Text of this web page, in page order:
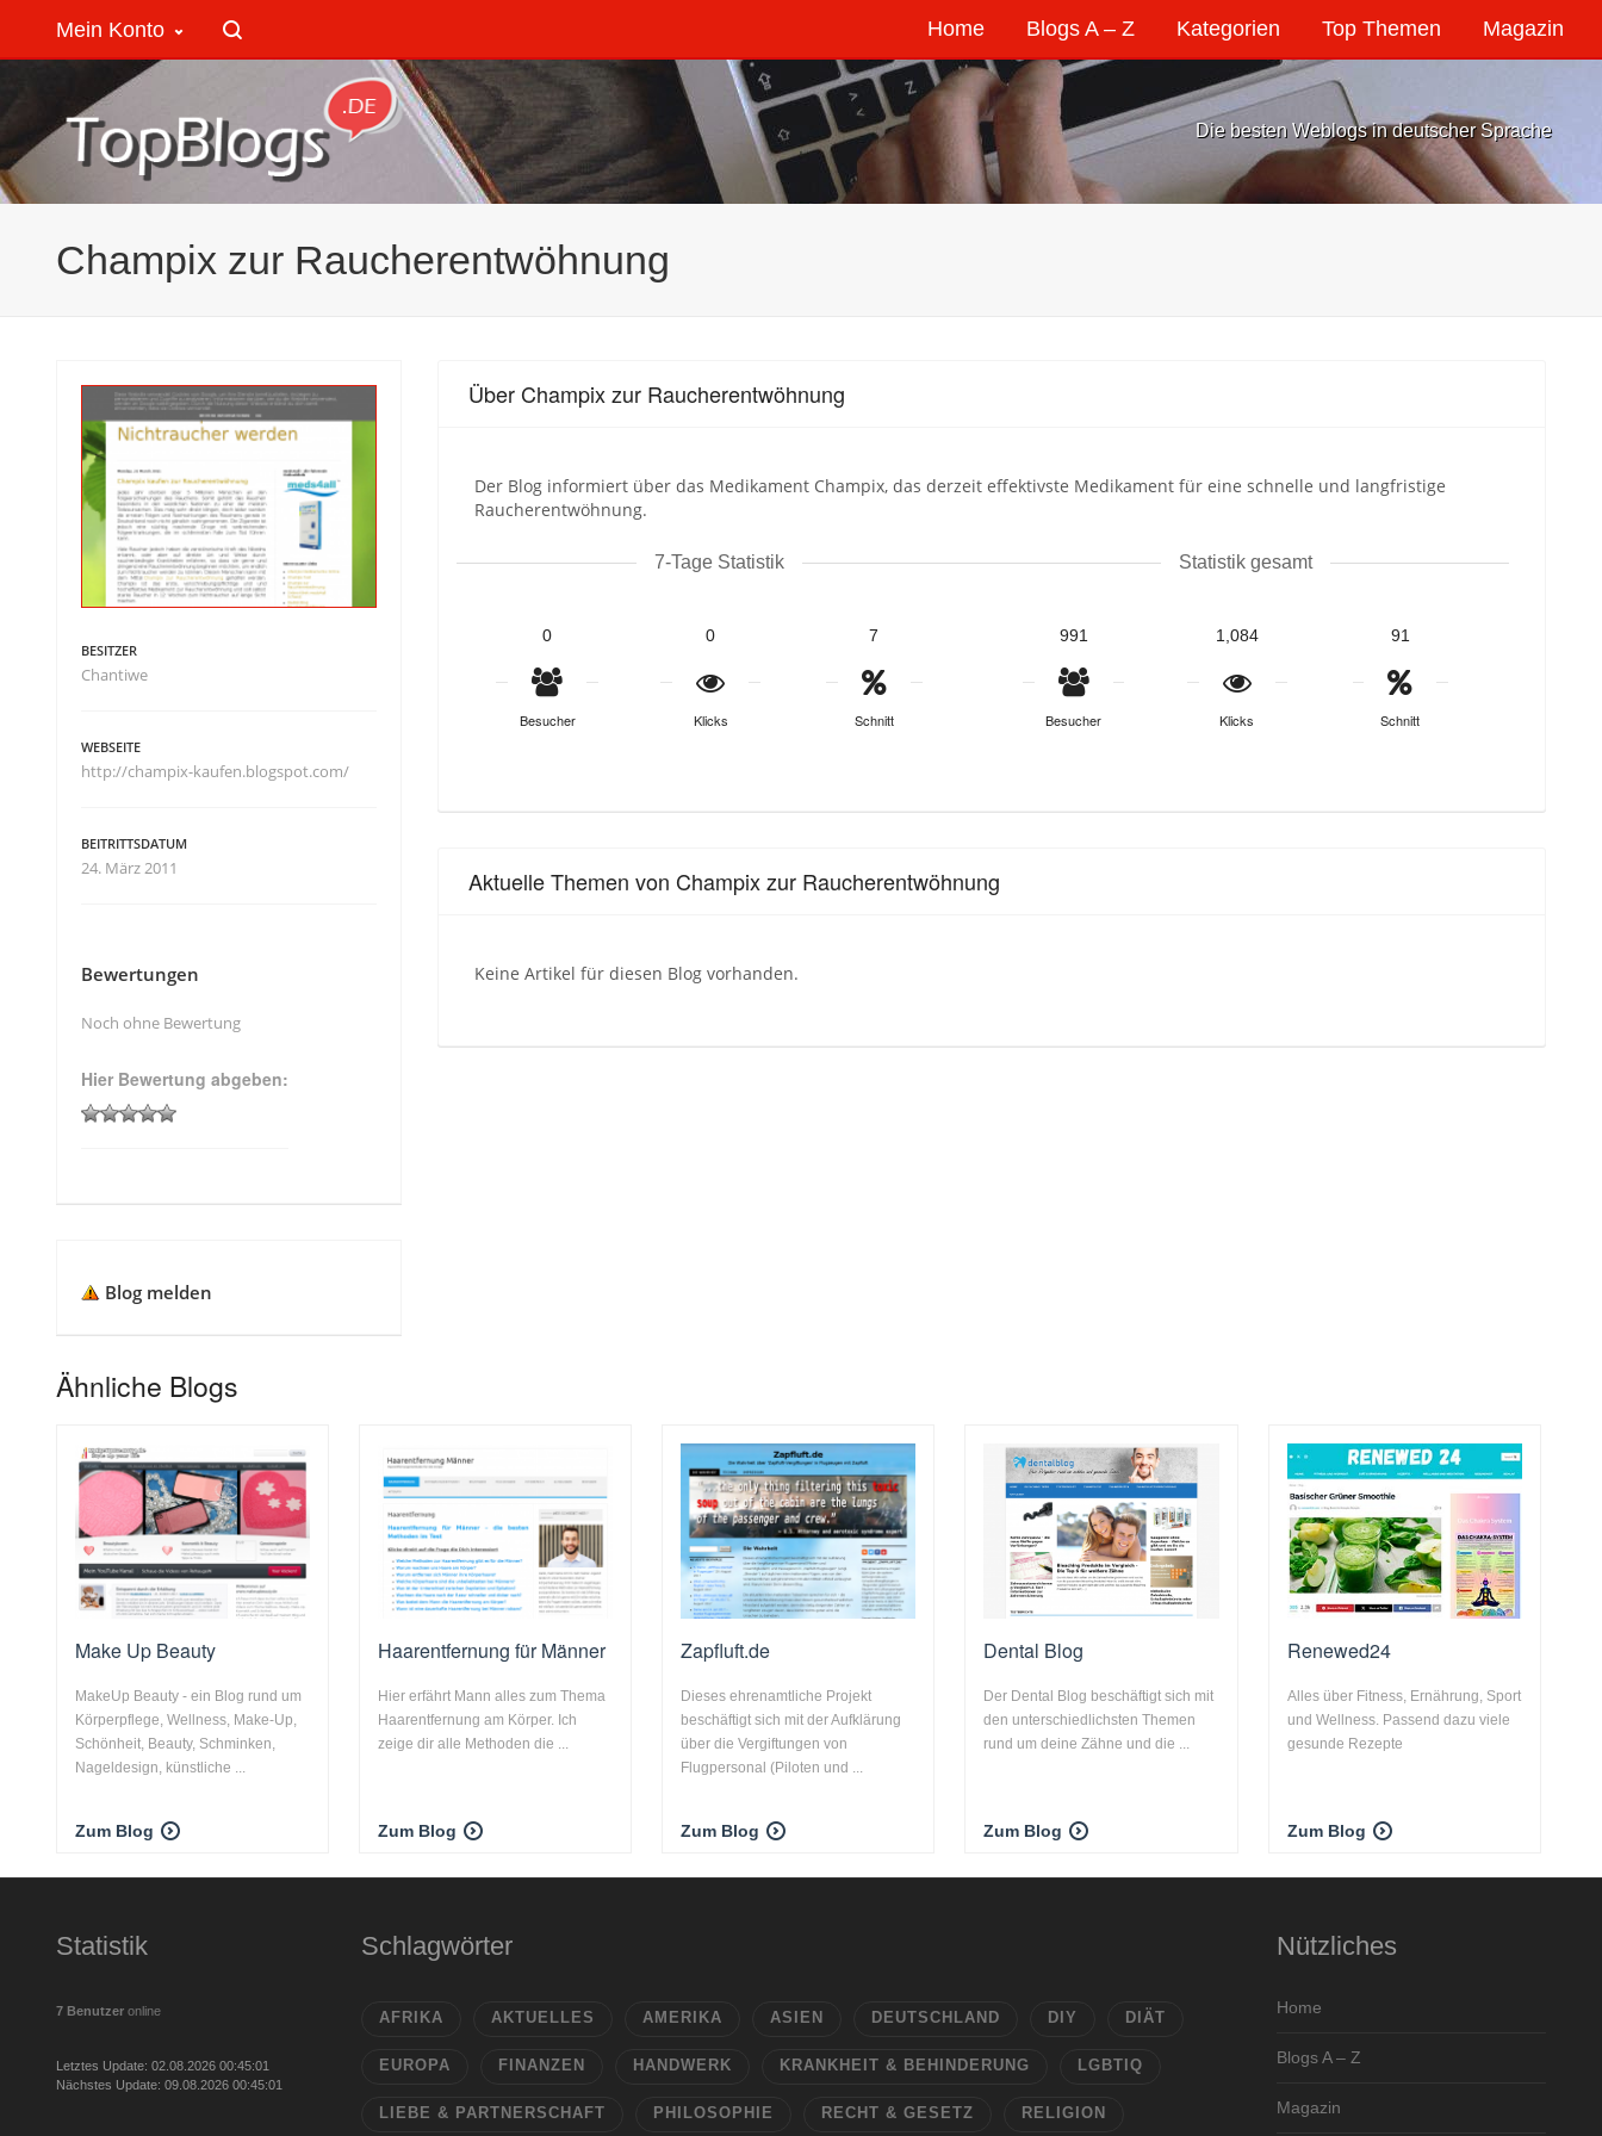
Home Blogs A – Z Kategorien Top Themen Magazin
Mein Konto
Die besten Weblogs in deutscher Sprache
Champix zur Raucherentwöhnung
Über Champix zur Raucherentwöhnung
Der Blog informiert über das Medikament Champix, das derzeit effektivste Medikament für eine schnelle und langfristige
Raucherentwöhnung.
7-Tage Statistik
0
Besucher
0
Klicks
7
Schnitt
Statistik gesamt
991
Besucher
1,084
Klicks
91
Schnitt
Aktuelle Themen von Champix zur Raucherentwöhnung
Keine Artikel für diesen Blog vorhanden.
BESITZER
Chantiwe
WEBSEITE
http://champix-kaufen.blogspot.com/
BEITRITTSDATUM
24. März 2011
Bewertungen
Noch ohne Bewertung
Hier Bewertung abgeben:
Blog melden
Ähnliche Blogs
Make Up Beauty
MakeUp Beauty - ein Blog rund um
Körperpflege, Wellness, Make-Up,
Schönheit, Beauty, Schminken,
Nageldesign, künstliche ...
Zum Blog
Haarentfernung für Männer
Hier erfährt Mann alles zum Thema
Haarentfernung am Körper. Ich
zeige dir alle Methoden die ...
Zum Blog
Zapfluft.de
Dieses ehrenamtliche Projekt
beschäftigt sich mit der Aufklärung
über die Vergiftungen von
Flugpersonal (Piloten und ...
Zum Blog
Dental Blog
Der Dental Blog beschäftigt sich mit
den unterschiedlichsten Themen
rund um deine Zähne und die ...
Zum Blog
Renewed24
Alles über Fitness, Ernährung, Sport
und Wellness. Passend dazu viele
gesunde Rezepte
Zum Blog
Statistik
7 Benutzer online
Letztes Update: 02.08.2026 00:45:01
Nächstes Update: 09.08.2026 00:45:01
Schlagwörter
AFRIKA AKTUELLES AMERIKA ASIEN DEUTSCHLAND DIY DIÄT
EUROPA FINANZEN HANDWERK KRANKHEIT & BEHINDERUNG LGBTIQ
LIEBE & PARTNERSCHAFT PHILOSOPHIE RECHT & GESETZ RELIGION
Nützliches
Home
Blogs A – Z
Magazin